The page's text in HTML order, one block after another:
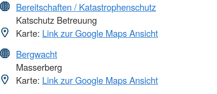
Bereitschaften / Katastrophenschutz
Katschutz Betreuung
Karte: Link zur Google Maps Ansicht
Bergwacht
Masserberg
Karte: Link zur Google Maps Ansicht